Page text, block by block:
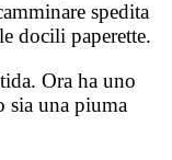
spedita
docili paperette.
Ora ha uno
sia una piuma